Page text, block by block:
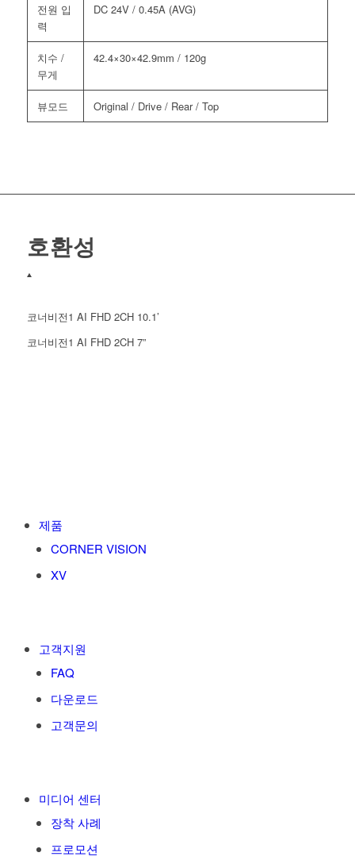
전원 입
력
DC 24V / 0.45A (AVG)
치수 /
무게
42.4×30×42.9mm / 120g
뷰모드 Original / Drive / Rear / Top
호환성
코너비전1 AI FHD 2CH 10.1’
코너비전1 AI FHD 2CH 7”
제품
CORNER VISION
XV
고객지원
FAQ
다운로드
고객문의
미디어 센터
장착 사례
프로모션